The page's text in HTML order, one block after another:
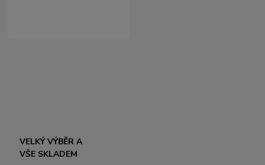
VELKÝ VÝBĚR A
VŠE SKLADEM